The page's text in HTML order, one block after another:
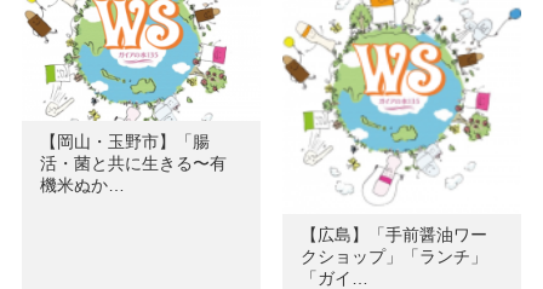
【岡山・玉野市】「腸
活・菌と共に生きる〜有
機米ぬか…
【広島】「手前醤油ワー
クショップ」「ランチ」
「ガイ…